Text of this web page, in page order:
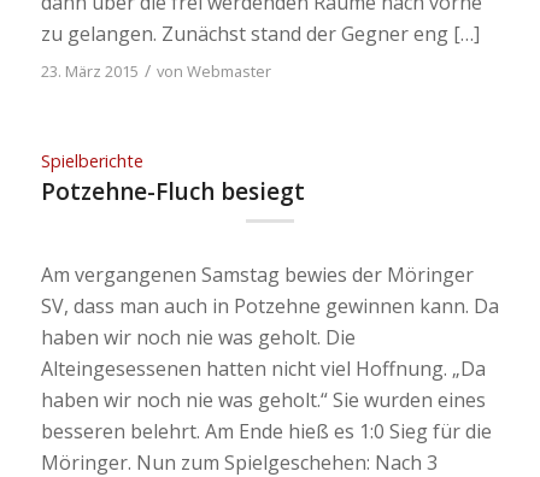
zu gelangen. Zunächst stand der Gegner eng […]
23. März 2015 / von Webmaster
Spielberichte
Potzehne-Fluch besiegt
Am vergangenen Samstag bewies der Möringer
SV, dass man auch in Potzehne gewinnen kann. Da
haben wir noch nie was geholt. Die
Alteingesessenen hatten nicht viel Hoffnung. „Da
haben wir noch nie was geholt.“ Sie wurden eines
besseren belehrt. Am Ende hieß es 1:0 Sieg für die
Möringer. Nun zum Spielgeschehen: Nach 3